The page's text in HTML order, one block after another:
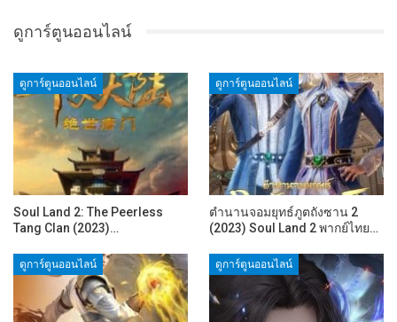
ดูการ์ตูนออนไลน์
ดูการ์ตูนออนไลน์
Soul Land 2: The Peerless
Tang Clan (2023)…
ดูการ์ตูนออนไลน์
ตำนานจอมยุทธ์ภูตถังซาน 2
(2023) Soul Land 2 พากย์ไทย…
ดูการ์ตูนออนไลน์ ดูการ์ตูนออนไลน์